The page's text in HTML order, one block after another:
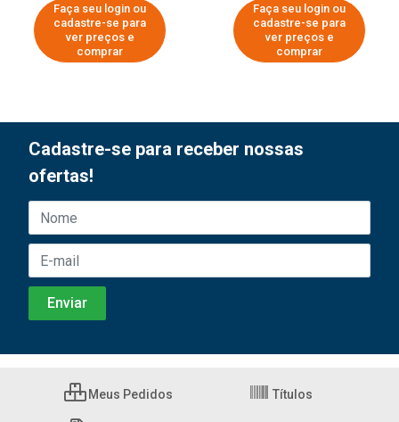
Faça seu login ou
cadastre-se para
ver preços e
comprar
Faça seu login ou
cadastre-se para
ver preços e
comprar
Cadastre-se para receber nossas
ofertas!
Meus Pedidos Títulos